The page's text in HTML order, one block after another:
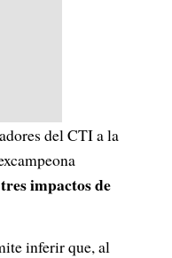
del CTI a la
impactos de
inferir que, al